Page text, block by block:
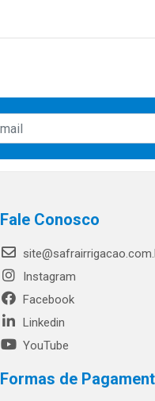
Fale Conosco
Instagram
Facebook
Linkedin
YouTube
Formas de